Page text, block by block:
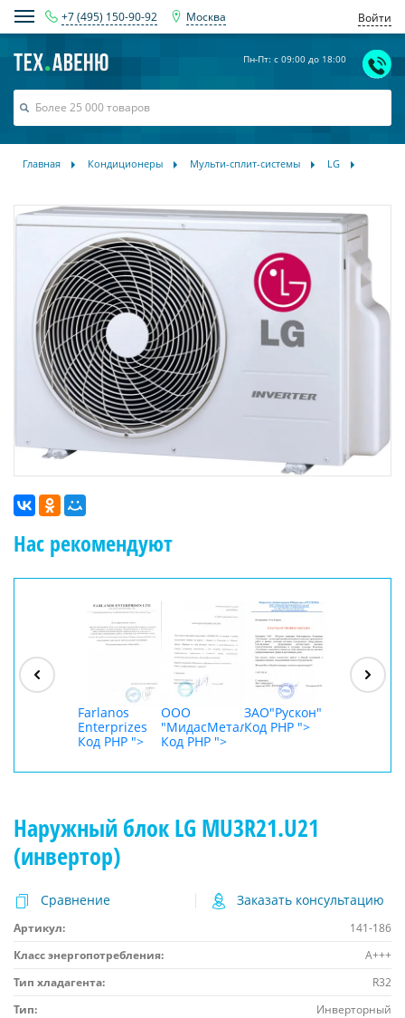
+7 (495) 150-90-92 Москва Войти
Пн-Пт: с 09:00 до 18:00
Главная Кондиционеры Мульти-сплит-системы LG
Нас рекомендуют
Farlanos
Enterprizes
Код PHP ">
ООО
"МидасМеталлАрт"
Код PHP ">
ЗАО"Рускон"
Код PHP ">
Наружный блок LG MU3R21.U21
(инвертор)
Сравнение Заказать консультацию
Артикул:
141-186
Класс энергопотребления:
A+++
Тип хладагента:
R32
Тип:
Инверторный